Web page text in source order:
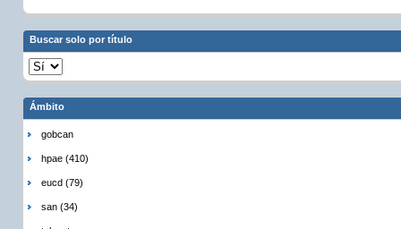
Buscar solo por título
Ámbito
gobcan
hpae (410)
eucd (79)
san (34)